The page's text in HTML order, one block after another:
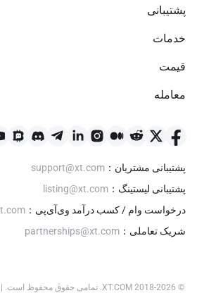
پشتیبانی
خدمات
قیمت
معامله
پشتیبانی مشتریان ：
support@xt.com
پشتیبانی لیستینگ ：
listing@xt.com
درخواست وام / کسب درآمد وی‌آی‌پی ：
شریک تعاملی ：
partnerships@xt.com
© 2018-
2026
XT.COM
.تمامی حقوق محفوظ است.